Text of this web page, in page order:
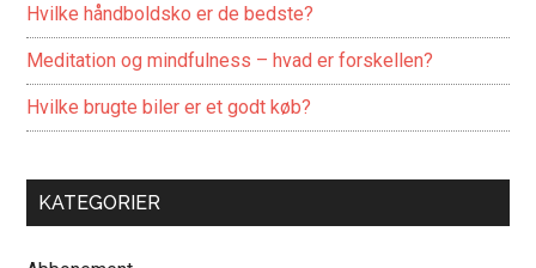
Hvilke håndboldsko er de bedste?
Meditation og mindfulness – hvad er forskellen?
Hvilke brugte biler er et godt køb?
KATEGORIER